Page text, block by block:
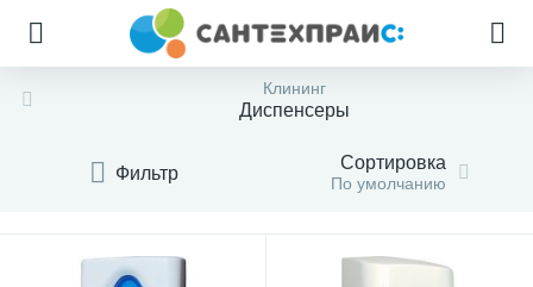
Клининг
Диспенсеры
Фильтр Сортировка
По умолчанию